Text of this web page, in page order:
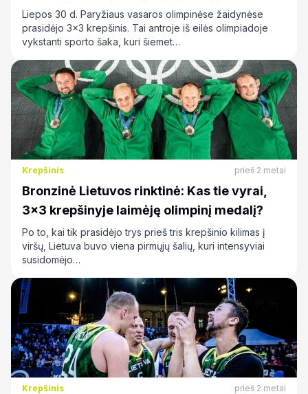
prognozės
Liepos 30 d. Paryžiaus vasaros olimpinėse žaidynėse
prasidėjo 3x3 krepšinis. Tai antroje iš eilės olimpiadoje
vykstanti sporto šaka, kuri šiemet…
Krepšinis prieš 2 metai
Bronzinė Lietuvos rinktinė: Kas tie vyrai,
3×3 krepšinyje laimėję olimpinį medalį?
Po to, kai tik prasidėjo trys prieš tris krepšinio kilimas į
viršų, Lietuva buvo viena pirmųjų šalių, kuri intensyviai
susidomėjo…
Krepšinis prieš 2 metai